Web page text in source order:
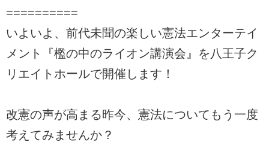
==========
いよいよ、前代未聞の楽しい憲法エンターテイ
メント『檻の中のライオン講演会』を八王子ク
リエイトホールで開催します！
改憲の声が高まる昨今、憲法についてもう一度
考えてみませんか？